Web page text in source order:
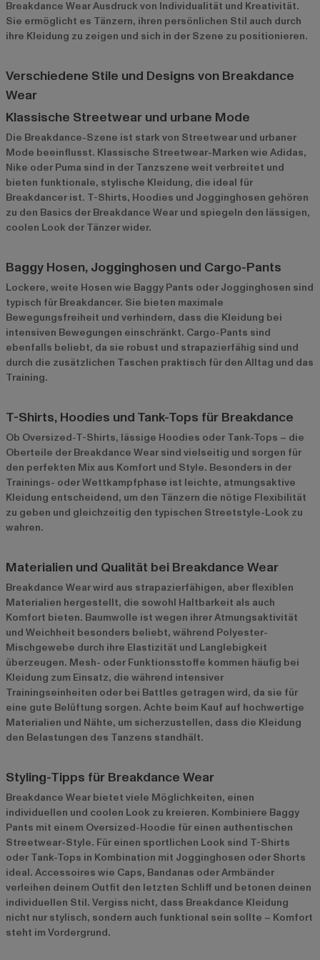
Breakdance Wear Ausdruck von Individualität und Kreativität.
Sie ermöglicht es Tänzern, ihren persönlichen Stil auch durch
ihre Kleidung zu zeigen und sich in der Szene zu positionieren.
Verschiedene Stile und Designs von Breakdance
Wear
Klassische Streetwear und urbane Mode
Die Breakdance-Szene ist stark von Streetwear und urbaner
Mode beeinflusst. Klassische Streetwear-Marken wie Adidas,
Nike oder Puma sind in der Tanzszene weit verbreitet und
bieten funktionale, stylische Kleidung, die ideal für
Breakdancer ist. T-Shirts, Hoodies und Jogginghosen gehören
zu den Basics der Breakdance Wear und spiegeln den lässigen,
coolen Look der Tänzer wider.
Baggy Hosen, Jogginghosen und Cargo-Pants
Lockere, weite Hosen wie Baggy Pants oder Jogginghosen sind
typisch für Breakdancer. Sie bieten maximale
Bewegungsfreiheit und verhindern, dass die Kleidung bei
intensiven Bewegungen einschränkt. Cargo-Pants sind
ebenfalls beliebt, da sie robust und strapazierfähig sind und
durch die zusätzlichen Taschen praktisch für den Alltag und das
Training.
T-Shirts, Hoodies und Tank-Tops für Breakdance
Ob Oversized-T-Shirts, lässige Hoodies oder Tank-Tops – die
Oberteile der Breakdance Wear sind vielseitig und sorgen für
den perfekten Mix aus Komfort und Style. Besonders in der
Trainings- oder Wettkampfphase ist leichte, atmungsaktive
Kleidung entscheidend, um den Tänzern die nötige Flexibilität
zu geben und gleichzeitig den typischen Streetstyle-Look zu
wahren.
Materialien und Qualität bei Breakdance Wear
Breakdance Wear wird aus strapazierfähigen, aber flexiblen
Materialien hergestellt, die sowohl Haltbarkeit als auch
Komfort bieten. Baumwolle ist wegen ihrer Atmungsaktivität
und Weichheit besonders beliebt, während Polyester-
Mischgewebe durch ihre Elastizität und Langlebigkeit
überzeugen. Mesh- oder Funktionsstoffe kommen häufig bei
Kleidung zum Einsatz, die während intensiver
Trainingseinheiten oder bei Battles getragen wird, da sie für
eine gute Belüftung sorgen. Achte beim Kauf auf hochwertige
Materialien und Nähte, um sicherzustellen, dass die Kleidung
den Belastungen des Tanzens standhält.
Styling-Tipps für Breakdance Wear
Breakdance Wear bietet viele Möglichkeiten, einen
individuellen und coolen Look zu kreieren. Kombiniere Baggy
Pants mit einem Oversized-Hoodie für einen authentischen
Streetwear-Style. Für einen sportlichen Look sind T-Shirts
oder Tank-Tops in Kombination mit Jogginghosen oder Shorts
ideal. Accessoires wie Caps, Bandanas oder Armbänder
verleihen deinem Outfit den letzten Schliff und betonen deinen
individuellen Stil. Vergiss nicht, dass Breakdance Kleidung
nicht nur stylisch, sondern auch funktional sein sollte – Komfort
steht im Vordergrund.